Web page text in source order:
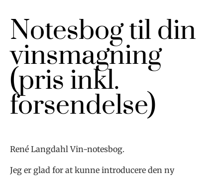
Notesbog til din
vinsmagning
(pris inkl.
forsendelse)
René Langdahl Vin-notesbog.
Jeg er glad for at kunne introducere den ny